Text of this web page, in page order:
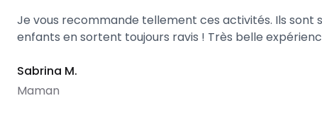
Je vous recommande tellement ces activités. Ils sont
enfants en sortent toujours ravis ! Très belle
Sabrina M.
Maman